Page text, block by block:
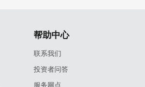
帮助中心
联系我们
投资者问答
服务网点